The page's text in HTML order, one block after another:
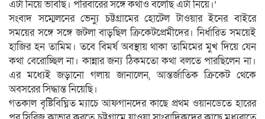
এটা নিয়ে ভাবছি। পরিবারের সঙ্গে কথাও বলেছি এটা নিয়ে।’
সংবাদ সম্মেলনের ভেন্যু চট্টগ্রামের হোটেল টাওয়ার ইনের বাইরে
সময়ের সঙ্গে সঙ্গে জটলা বাড়ছিল ক্রিকেটপ্রেমীদের। নির্ধারিত সময়েই
হাজির হন তামিম। তবে বিমর্ষ অবস্থায় থাকা তামিমের মুখ দিয়ে যেন
কথা বেরোচ্ছিল না। কান্নার জন্য ঠিকমতো কথা বলতে পারছিলেন না।
এর মধ্যেই জড়ানো গলায় জানালেন, আন্তর্জাতিক ক্রিকেট থেকে
অবসরের সিদ্ধান্ত নিয়েছি।
গতকাল বৃষ্টিবিঘ্নিত ম্যাচে আফগানদের কাছে প্রথম ওয়ানডেতে হারের